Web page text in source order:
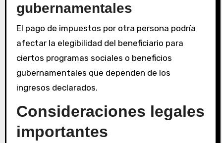
gubernamentales
El pago de impuestos por otra persona podría
afectar la elegibilidad del beneficiario para
ciertos programas sociales o beneficios
gubernamentales que dependen de los
ingresos declarados.
Consideraciones legales
importantes